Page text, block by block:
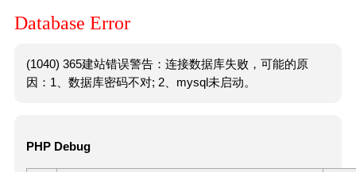
Database Error
(1040) 365建站错误警告：连接数据库失败，可能的原
因：1、数据库密码不对; 2、mysql未启动。
PHP Debug